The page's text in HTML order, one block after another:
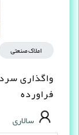
املاک صنعتی
واگذاری
فراورده
سالاری